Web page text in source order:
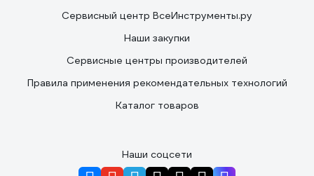
Сервисный центр ВсеИнструменты.ру
Наши закупки
Сервисные центры производителей
Правила применения рекомендательных технологий
Каталог товаров
Наши соцсети